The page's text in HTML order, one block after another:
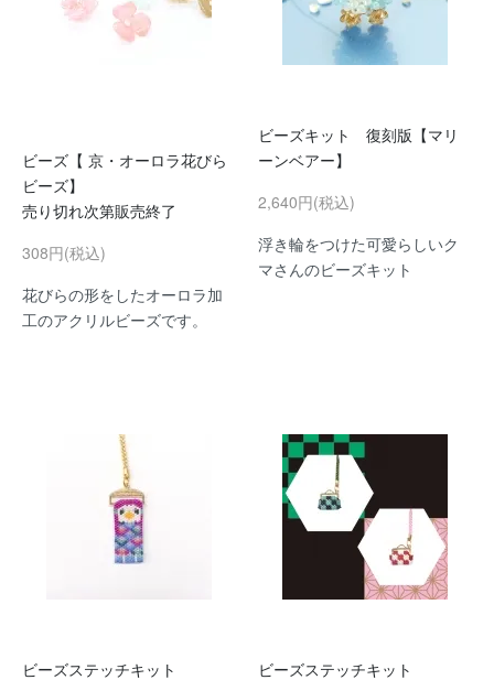
ビーズ【 京・オーロラ花びら
ビーズ】
売り切れ次第販売終了
308円(税込)
花びらの形をしたオーロラ加
工のアクリルビーズです。
ビーズキット 復刻版【マリ
ーンベアー】
2,640円(税込)
浮き輪をつけた可愛らしいク
マさんのビーズキット
ビーズステッチキット ビーズステッチキット